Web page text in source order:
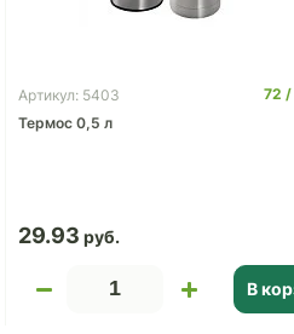
Артикул: 5403 72
Термос 0,5 л
29.93
В